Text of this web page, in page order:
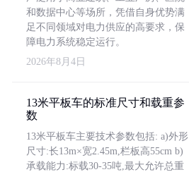
和数据中心等场所，凭借自身优势满
足不同领域对电力供应的高要求，保
障电力系统稳定运行。
2026年8月4日
13米平板车的标准尺寸和载重参
数
13米平板车主要技术参数包括: a)外形
尺寸:长13m×宽2.45m,栏板高55cm b)
承载能力:标载30-35吨,最大允许总重